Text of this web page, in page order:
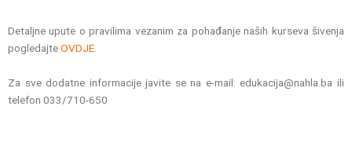
Detaljne upute o pravilima vezanim za pohađanje naših kurseva šivenja
pogledajteOVDJE.
Za sve dodatne informacije javite se na e-mail: edukacija@nahla.ba ili
telefon 033/710-650